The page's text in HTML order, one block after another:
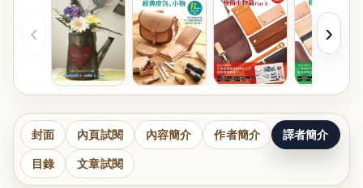
‹ ›
封面 內頁試閱 內容簡介 作者簡介 譯者簡介
目錄 文章試閱